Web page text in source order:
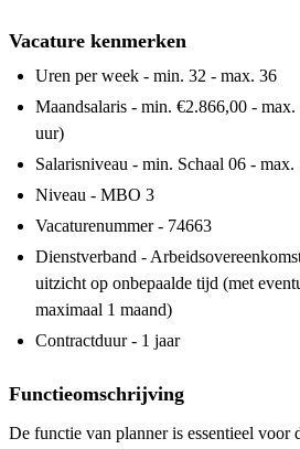
Vacature kenmerken
Uren per week - min. 32 - max. 36
Maandsalaris - min. €2.866,00 -
uur)
Salarisniveau - min. Schaal 06 - max.
Niveau - MBO 3
Vacaturenummer - 74663
Dienstverband -
uitzicht op onbepaalde tijd (met
maximaal 1 maand)
Contractduur - 1 jaar
Functieomschrijving
De functie van planner is essentieel voor